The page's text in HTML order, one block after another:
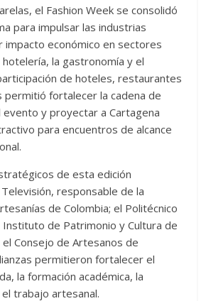
el Fashion Week se consolidó
para impulsar las industrias
impacto económico en sectores
la gastronomía y el
de hoteles, restaurantes
permitió fortalecer la cadena de
y proyectar a Cartagena
para encuentros de alcance
de esta edición
responsable de la
de Colombia; el Politécnico
Instituto de Patrimonio y Cultura de
el Consejo de Artesanos de
permitieron fortalecer el
la formación académica, la
trabajo artesanal.